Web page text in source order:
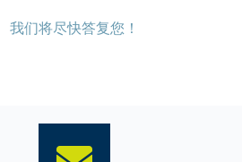
我们将尽快答复您！